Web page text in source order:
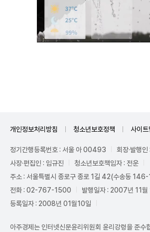
개인정보처리방침 청소년보호정책 사이트
정기간행등록번호 : 서울 아 00493
회장·발행인
사장·편집인 : 임규진
청소년보호책임자 : 전운
주소 : 서울특별시 종로구 종로 1길 42(수송동 146-
전화 : 02-767-1500
발행일자 : 2007년 11월
등록일자 : 2008년 01월10일
아주경제는 인터넷신문윤리위원회 윤리강령을 준수